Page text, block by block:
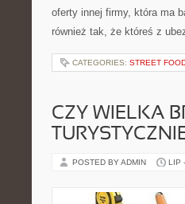
oferty innej firmy, która ma
również tak, że któreś z
CATEGORIES: STREET
CZY WIELKA
POSTED BY ADMIN LIP